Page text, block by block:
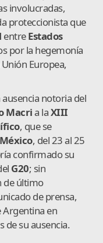
involucradas,
proteccionista que
entreEstados
por la hegemonía
Europea,
notoria del
Macria laXIII
, que se
, del 23 al 25
confirmado su
G20; sin
de último
de prensa,
Argentina en
de su ausencia.